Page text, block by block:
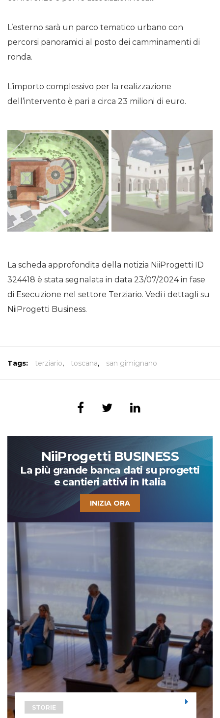
L’esterno sarà un parco tematico urbano con
percorsi panoramici al posto dei camminamenti di
ronda.
L’importo complessivo per la realizzazione
dell’intervento è pari a circa 23 milioni di euro.
La scheda approfondita della notizia NiiProgetti ID
324418 è stata segnalata in data 23/07/2024 in fase
di Esecuzione nel settore Terziario. Vedi i dettagli su
NiiProgetti Business.
Tags: terziario, toscana, san gimignano
NiiProgetti BUSINESS
La più grande banca dati su progetti
e cantieri attivi in Italia
INIZIA ORA
STORIE